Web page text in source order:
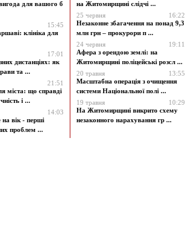
для вашого б
15:45
клініка для
17:01
дистанціях: як
та ...
21:51
міста: що справді
і ...
14:03
на вік - перші
проблем ...
на Житомирщині слідчі ...
25 червня
16:22
Незаконне збагачення на понад 9,3
млн грн – прокурори п ...
24 червня
19:11
Афера з орендою землі: на
Житомирщині поліцейські розсл ...
20 травня
13:55
Масштабна операція з очищення
системи Національної полі ...
19 травня
10:29
На Житомирщині викрито схему
незаконного нарахування гр ...